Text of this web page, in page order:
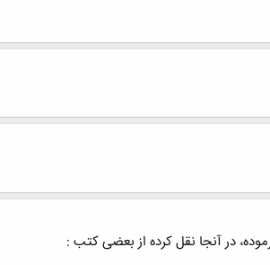
در آنجا نقل کرده از بعضی کتب :